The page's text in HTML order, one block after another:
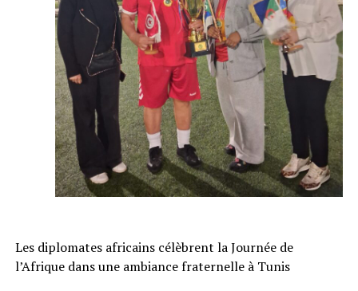
Les diplomates africains célèbrent la Journée de
l’Afrique dans une ambiance fraternelle à Tunis